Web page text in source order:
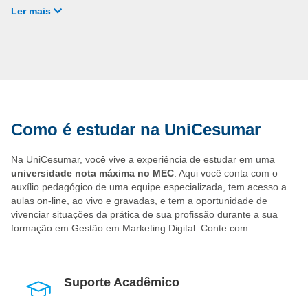
Ler mais
Como é estudar na UniCesumar
Na UniCesumar, você vive a experiência de estudar em uma
universidade nota máxima no MEC. Aqui você conta com o
auxílio pedagógico de uma equipe especializada, tem acesso a
aulas on-line, ao vivo e gravadas, e tem a oportunidade de
vivenciar situações da prática de sua profissão durante a sua
formação em Gestão em Marketing Digital. Conte com:
Suporte Acadêmico